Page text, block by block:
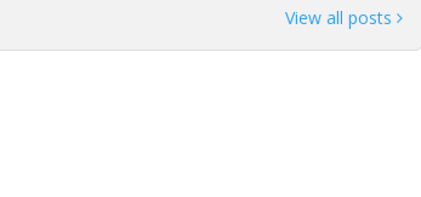
View all posts